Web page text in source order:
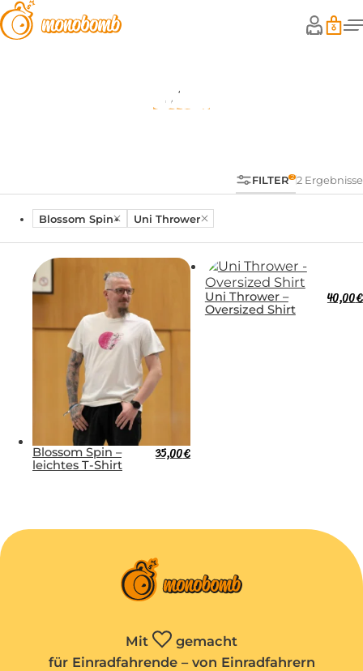
Shop
2 Ergebnisse
FILTER
Blossom Spin Uni Thrower
Blossom Spin –
leichtes T-Shirt
35,00€
Uni Thrower –
Oversized Shirt
40,00€
Mit
gemacht
für Einradfahrende – von Einradfahrern